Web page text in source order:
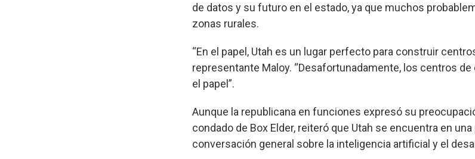
de datos y su futuro en el estado, ya que muchos
zonas rurales.
“En el papel, Utah es un lugar perfecto para construir
representante Maloy. “Desafortunadamente, los centros
el papel”.
Aunque la republicana en funciones expresó su
condado de Box Elder, reiteró que Utah se encuentra en
conversación general sobre la inteligencia artificial y el